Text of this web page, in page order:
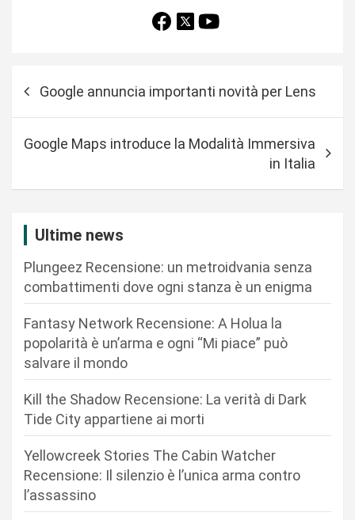
Google annuncia importanti novità per Lens
Google Maps introduce la Modalità Immersiva
in Italia
Ultime news
Plungeez Recensione: un metroidvania senza
combattimenti dove ogni stanza è un enigma
Fantasy Network Recensione: A Holua la
popolarità è un’arma e ogni “Mi piace” può
salvare il mondo
Kill the Shadow Recensione: La verità di Dark
Tide City appartiene ai morti
Yellowcreek Stories The Cabin Watcher
Recensione: Il silenzio è l’unica arma contro
l’assassino